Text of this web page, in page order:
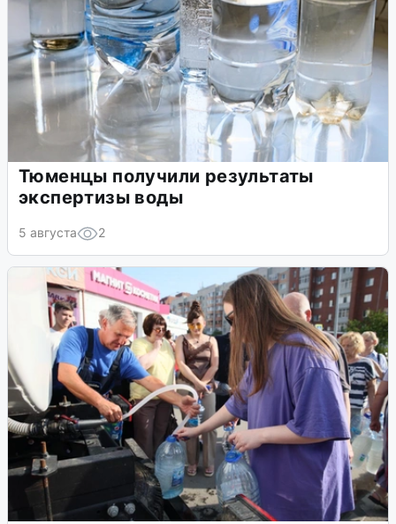
Тюменцы получили результаты
экспертизы воды
5 августа 2